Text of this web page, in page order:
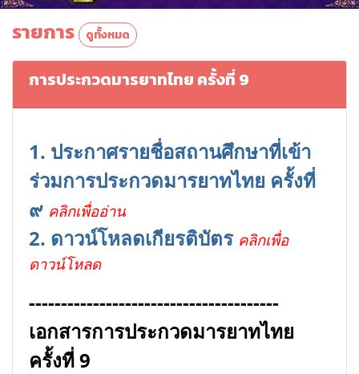
รายการ ดูทั้งหมด
การประกวดมารยาทไทย ครั้งที่ 9
1. ประกาศรายชื่อสถานศึกษาที่เข้า
ร่วมการประกวดมารยาทไทย ครั้งที่
๙ คลิกเพื่ออ่าน
2. ดาวน์โหลดเกียรติบัตร คลิกเพื่อ
ดาวน์โหลด
---------------------------------------
เอกสารการประกวดมารยาทไทย
ครั้งที่ 9